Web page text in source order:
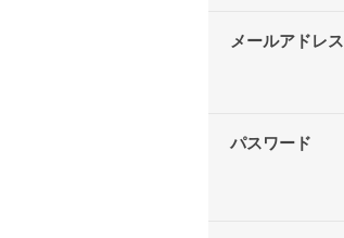
メールアドレス
パスワード